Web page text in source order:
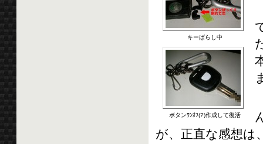
キーばらし中
ボタンﾜﾝｵﾌ(?)作成して復活
が、正直な感想は